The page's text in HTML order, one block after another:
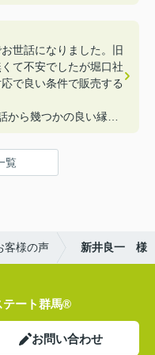
させていただいたので
皆様のコメントは嘘で
ます。大変お世話にな
ございました。
世話になりました。旧
て不安でしたが堀口社
で良い条件で販売する
ら幾つかの良い縁が
覧
客様の声 新井良一 様
テート群馬®
お問い合わせ